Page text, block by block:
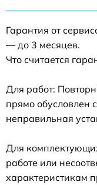
Гарантия от
— до 3 месяцев.
Что считается
Для работ:
прямо обусловлен
неправильная
Для
работе или
характеристикам